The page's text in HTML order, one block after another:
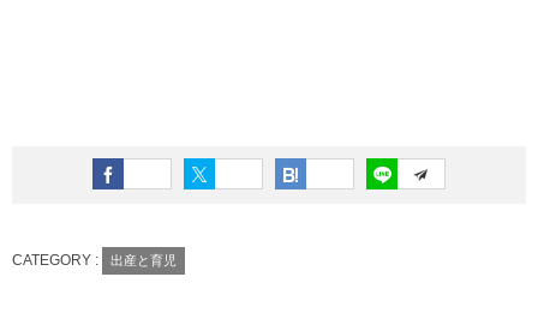
CATEGORY : 出産と育児